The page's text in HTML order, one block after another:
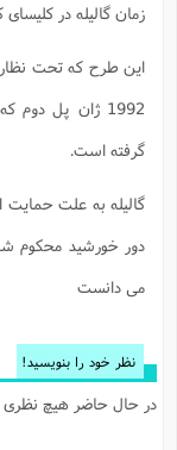
زمان گالیله در
این طرح که تحت
1992 ژان پل دوم
گرفته است.
گالیله به علت
دور خورشید محکوم
می دانست
نظر خود را بنویسید!
در حال حاضر هیچ نظری